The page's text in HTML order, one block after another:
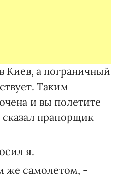
Киев, а пограничный
Таким
и вы полетите
прапорщик
я.
же самолетом, -